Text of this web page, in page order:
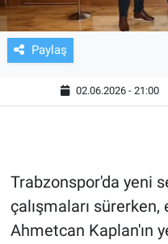
Paylaş
02.06.2026 - 21:00
Trabzonspor'da yeni
çalışmaları
Ahmetcan Kaplan'ın
KÜLTÜR SANAT
EKONOMİ
ÇEVRE
HABERDE İNSAN